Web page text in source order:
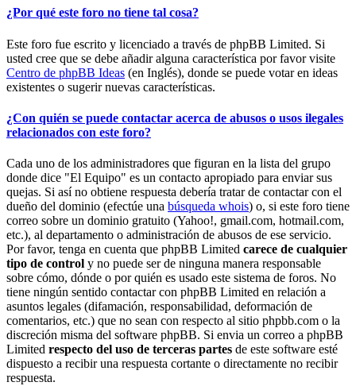
¿Por qué este foro no tiene tal cosa?
Este foro fue escrito y licenciado a través de phpBB Limited. Si
usted cree que se debe añadir alguna característica por favor visite
Centro de phpBB Ideas (en Inglés), donde se puede votar en ideas
existentes o sugerir nuevas características.
¿Con quién se puede contactar acerca de abusos o usos ilegales
relacionados con este foro?
Cada uno de los administradores que figuran en la lista del grupo
donde dice "El Equipo" es un contacto apropiado para enviar sus
quejas. Si así no obtiene respuesta debería tratar de contactar con el
dueño del dominio (efectúe una búsqueda whois) o, si este foro tiene
correo sobre un dominio gratuito (Yahoo!, gmail.com, hotmail.com,
etc.), al departamento o administración de abusos de ese servicio.
Por favor, tenga en cuenta que phpBB Limited carece de cualquier
tipo de control y no puede ser de ninguna manera responsable
sobre cómo, dónde o por quién es usado este sistema de foros. No
tiene ningún sentido contactar con phpBB Limited en relación a
asuntos legales (difamación, responsabilidad, deformación de
comentarios, etc.) que no sean con respecto al sitio phpbb.com o la
discreción misma del software phpBB. Si envia un correo a phpBB
Limited respecto del uso de terceras partes de este software esté
dispuesto a recibir una respuesta cortante o directamente no recibir
respuesta.